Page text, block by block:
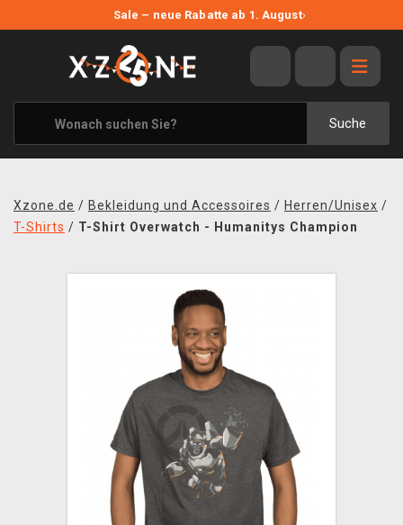
Sale – neue Rabatte ab 1. August›
Suche
ANGEBOTE
ALLE MARKEN
XZONE ORIGINALS
KLEIDUNG & ACCESSOIRES
BÜCHER & COMICS
Xzone.de / Bekleidung und Accessoires / Herren/Unisex /
T-Shirts / T-Shirt Overwatch - Humanitys Champion